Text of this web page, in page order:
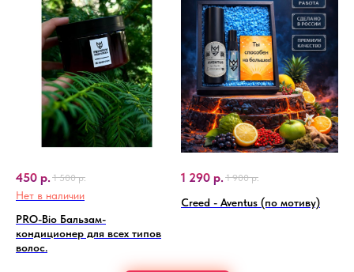
450 р. 1 500 р.
Нет в наличии
PRO-Bio Бальзам-
кондиционер для всех типов
волос.
1 290 р. 1 900 р.
Creed - Aventus (по мотиву)